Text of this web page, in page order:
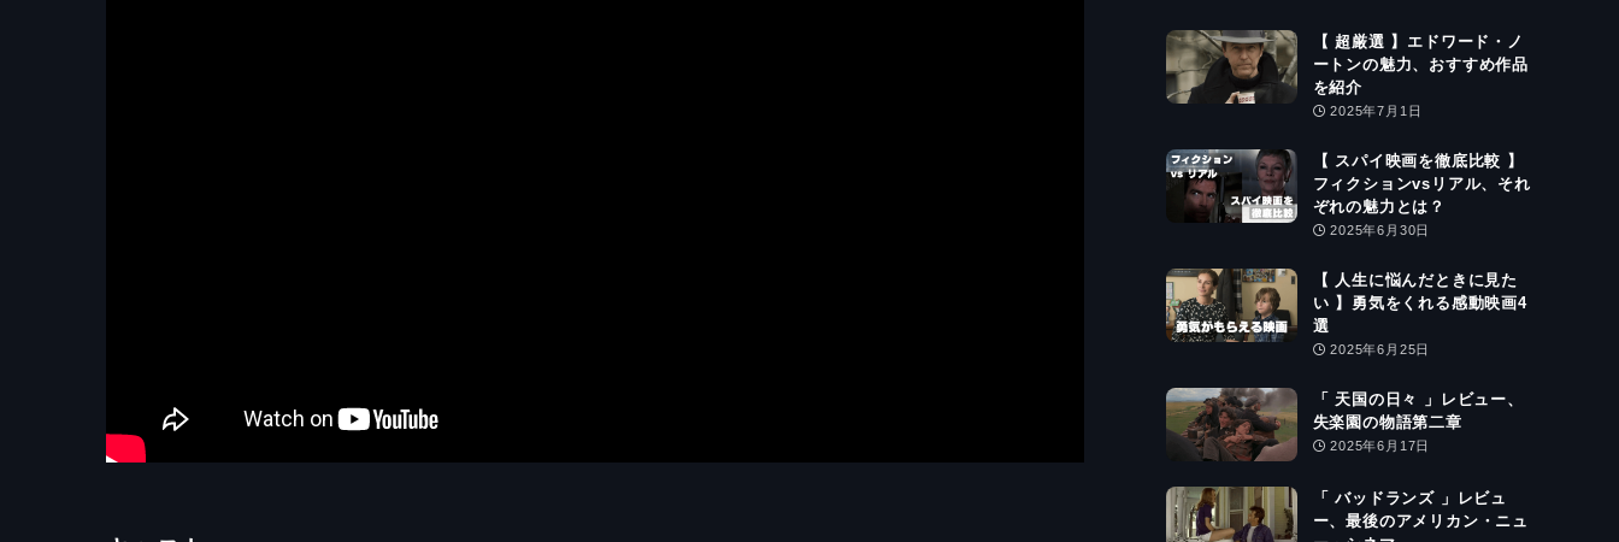
【 超厳選 】エドワード・ノ
ートンの魅力、おすすめ作品
を紹介
2025年7月1日
【 スパイ映画を徹底比較 】
フィクションvsリアル、それ
ぞれの魅力とは？
2025年6月30日
【 人生に悩んだときに見た
い 】勇気をくれる感動映画4
選
2025年6月25日
「 天国の日々 」レビュー、
失楽園の物語第二章
2025年6月17日
「 バッドランズ 」レビュ
ー、最後のアメリカン・ニュ